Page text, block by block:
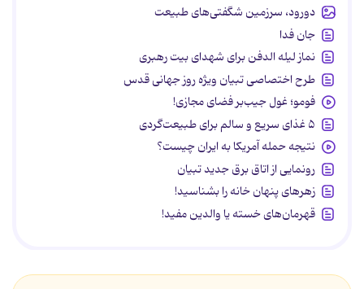
دورود، سرزمین شگفتی‌های طبیعت
جان فدا
نماز لیله الدفن برای شهدای بیت رهبری
طرح اختصاصی تبیان ویژه روز جهانی قدس
فومو؛ غول جیب‌بر فضای مجازی!
۵ غذای سریع و سالم برای طبیعت‌گردی
نتیجه حمله آمریکا به ایران چیست؟
رونمایی از اتاق برق جدید تبیان
زهرهای پنهان خانه را بشناسید!
قهرمان‌های خسته یا والدین مفید!